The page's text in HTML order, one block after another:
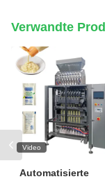
Verwandte
Video
Automatisierte